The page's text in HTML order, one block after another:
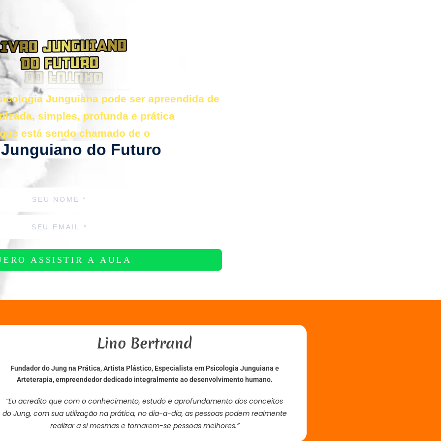
Junguiana pode ser apreendida de
simples, profunda e prática
está sendo chamado de o
do Futuro
ASSISTIR A AULA
Lino Bertrand
Fundador do Jung na Prática, Artista Plástico, Especialista em Psicologia Junguiana e
Arteterapia, empreendedor dedicado integralmente ao desenvolvimento humano.
“Eu acredito que com o conhecimento, estudo e aprofundamento dos conceitos
do Jung, com sua utilização na prática, no dia-a-dia, as pessoas podem realmente
realizar a si mesmas e tornarem-se pessoas melhores.”